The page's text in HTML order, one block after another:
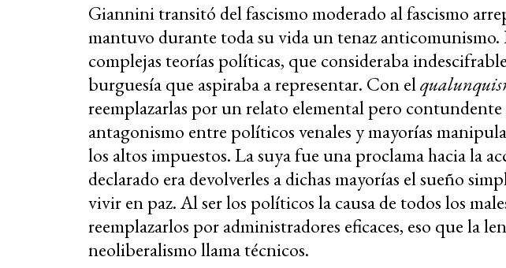
Giannini transitó del fascismo moderado al fascismo
mantuvo durante toda su vida un tenaz anticomunismo.
complejas teorías políticas, que consideraba
burguesía que aspiraba a representar. Con el
reemplazarlas por un relato elemental pero
antagonismo entre políticos venales y mayorías
los altos impuestos. La suya fue una proclama hacia la
declarado era devolverles a dichas mayorías el sueño
vivir en paz. Al ser los políticos la causa de todos los
reemplazarlos por administradores eficaces, eso que la
neoliberalismo llama técnicos.